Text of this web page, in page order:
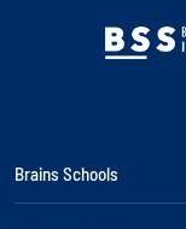
Brains Schools